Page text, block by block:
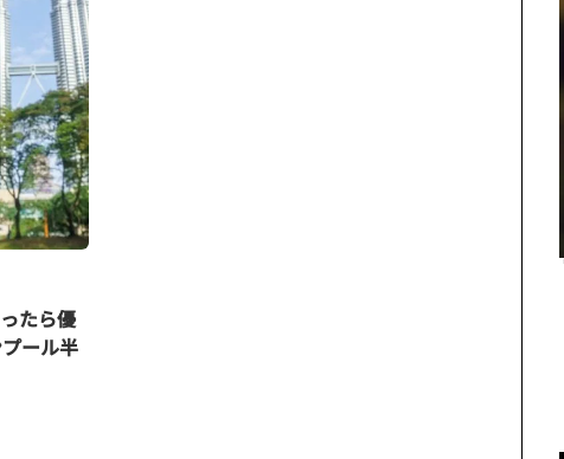
たら優
ール半